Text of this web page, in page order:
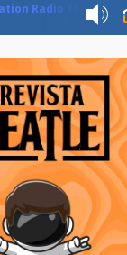
Sensation Radio 107.5 Neuquen